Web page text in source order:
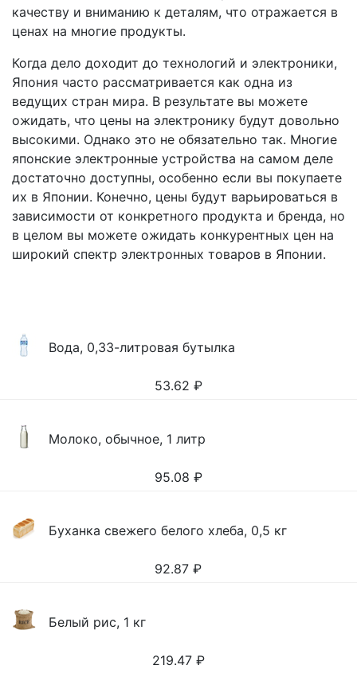
качеству и вниманию к деталям, что отражается в
ценах на многие продукты.
Когда дело доходит до технологий и электроники,
Япония часто рассматривается как одна из
ведущих стран мира. В результате вы можете
ожидать, что цены на электронику будут довольно
высокими. Однако это не обязательно так. Многие
японские электронные устройства на самом деле
достаточно доступны, особенно если вы покупаете
их в Японии. Конечно, цены будут варьироваться в
зависимости от конкретного продукта и бренда, но
в целом вы можете ожидать конкурентных цен на
широкий спектр электронных товаров в Японии.
Вода, 0,33-литровая бутылка
53.62 ₽
Молоко, обычное, 1 литр
95.08 ₽
Буханка свежего белого хлеба, 0,5 кг
92.87 ₽
Белый рис, 1 кг
219.47 ₽